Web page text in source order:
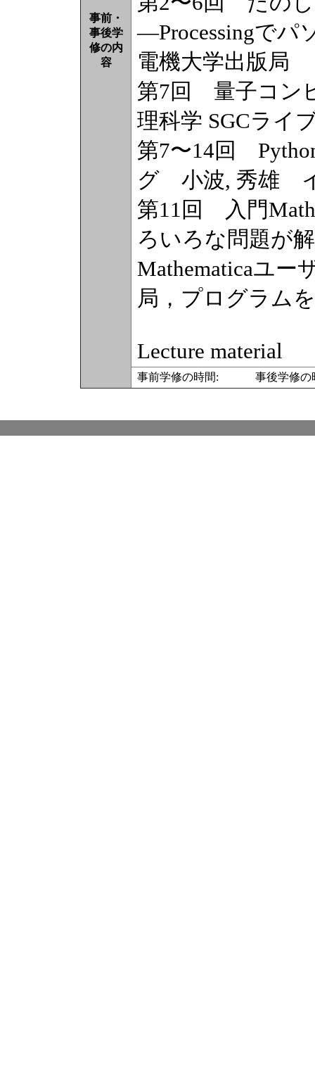
事前・
事後学
修の内
容
―Processingでパ
電機大学出版局
第7回 量子コン
理科学 SGCライ
第7〜14回
グ 小波, 秀雄
第11回 入門
ろいろな問題が
Mathematicaユ
局，プログラム
Lecture material
事前学修の時間: 事後学修の